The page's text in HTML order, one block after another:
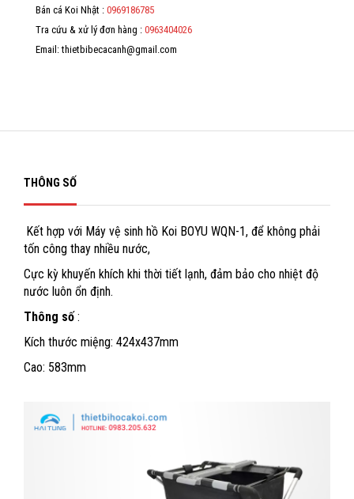
Bán cá Koi Nhật : 0969186785
Tra cứu & xử lý đơn hàng : 0963404026
Email: thietbibecacanh@gmail.com
THÔNG SỐ
Kết hợp với Máy vệ sinh hồ Koi BOYU WQN-1, để không phải
tốn công thay nhiều nước,
Cực kỳ khuyến khích khi thời tiết lạnh, đảm bảo cho nhiệt độ
nước luôn ổn định.
Thông số:
Kích thước miệng: 424x437mm
Cao: 583mm